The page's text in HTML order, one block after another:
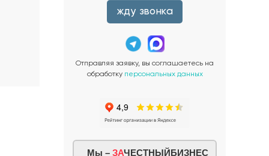
жду звонка
Отправляя заявку, вы соглашаетесь на
обработку персональных данных
Мы – ЗАЧЕСТНЫЙБИЗНЕС